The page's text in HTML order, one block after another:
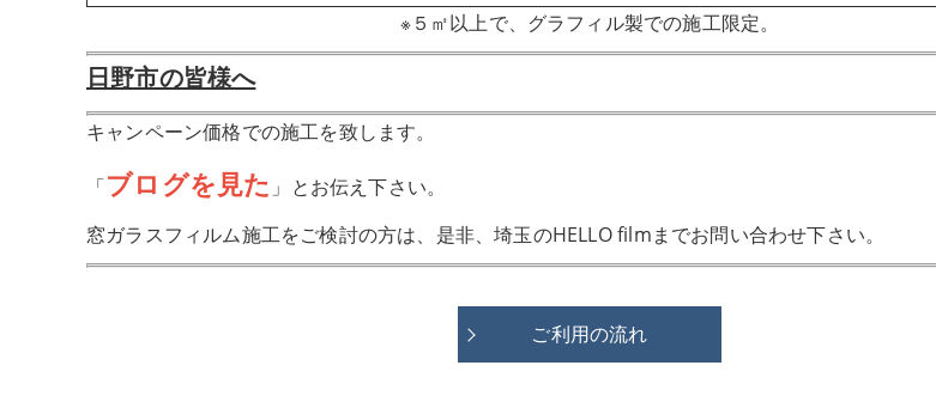
※５㎡以上で、グラフィル製での施工限定。
日野市の皆様へ
キャンペーン価格での施工を致します。
「ブログを見た 」とお伝え下さい。
窓ガラスフィルム施工をご検討の方は、是非、埼玉のHELLO filmまでお問い合わせ下さい。
ご利用の流れ